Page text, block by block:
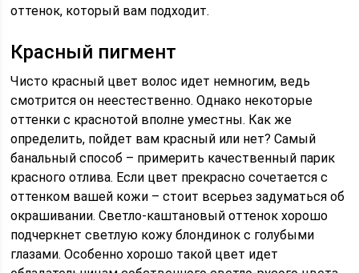
оттенок, который вам подходит.
Красный пигмент
Чисто красный цвет волос идет немногим, ведь
смотрится он неестественно. Однако некоторые
оттенки с краснотой вполне уместны. Как же
определить, пойдет вам красный или нет? Самый
банальный способ – примерить качественный парик
красного отлива. Если цвет прекрасно сочетается с
оттенком вашей кожи – стоит всерьез задуматься об
окрашивании. Светло-каштановый оттенок хорошо
подчеркнет светлую кожу блондинок с голубыми
глазами. Особенно хорошо такой цвет идет